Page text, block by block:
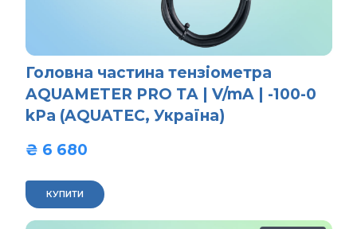
Головна частина тензіометра
AQUAMETER PRO ТA | V/mA | -100-0
kPa (AQUATEC, Україна)
₴ 6 680
КУПИТИ